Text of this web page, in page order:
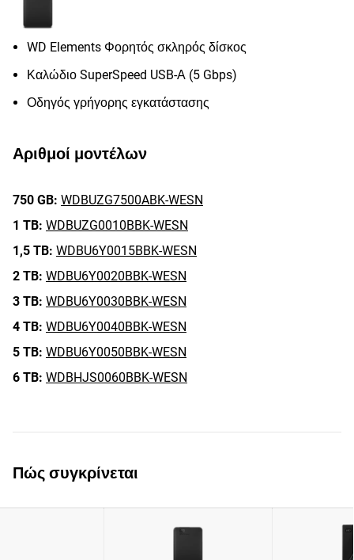
WD Elements Φορητός σκληρός δίσκος
Καλώδιο SuperSpeed USB-Α (5 Gbps)
Οδηγός γρήγορης εγκατάστασης
Αριθμοί μοντέλων
750 GB: WDBUZG7500ABK-WESN
1 TB: WDBUZG0010BBK-WESN
1,5 TB: WDBU6Y0015BBK-WESN
2 TB: WDBU6Y0020BBK-WESN
3 TB: WDBU6Y0030BBK-WESN
4 TB: WDBU6Y0040BBK-WESN
5 TB: WDBU6Y0050BBK-WESN
6 TB: WDBHJS0060BBK-WESN
Πώς συγκρίνεται